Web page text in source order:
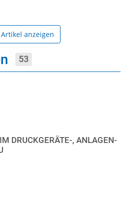
anzeigen
53
DRUCKGERÄTE-, ANLAGEN-